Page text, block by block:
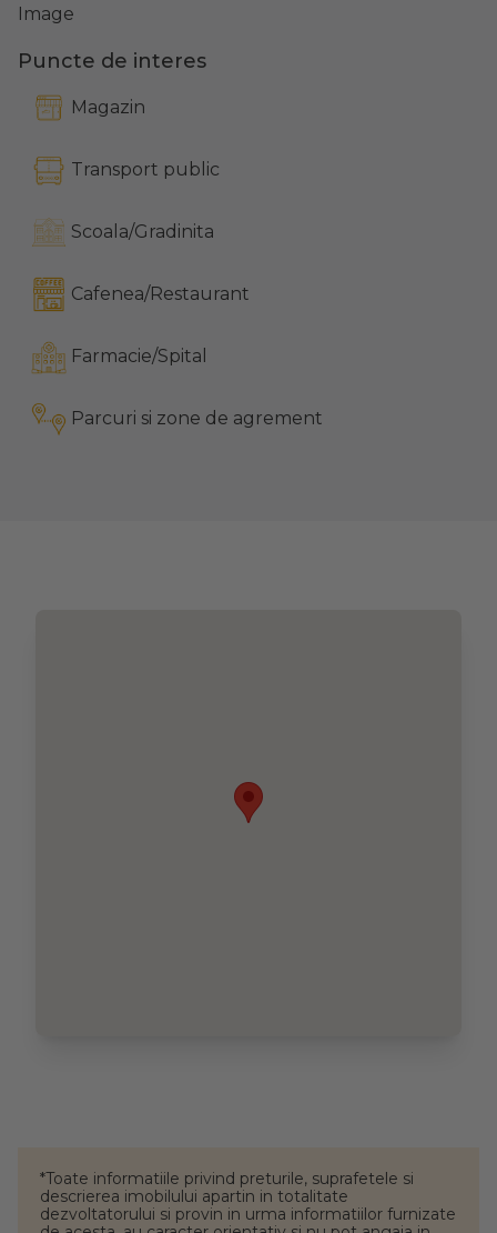
Image
Puncte de interes
Magazin
Transport public
Scoala/Gradinita
Cafenea/Restaurant
Farmacie/Spital
Parcuri si zone de agrement
*Toate informatiile privind preturile, suprafetele si
descrierea imobilului apartin in totalitate
dezvoltatorului si provin in urma informatiilor furnizate